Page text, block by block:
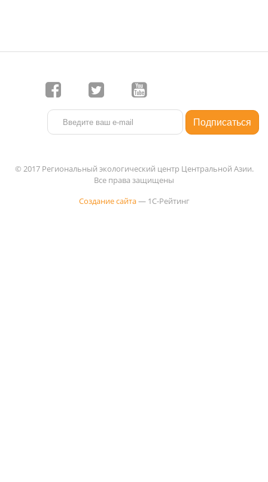
© 2017 Региональный экологический центр Центральной Азии.
Все права защищены
Создание сайта— 1C-Рейтинг